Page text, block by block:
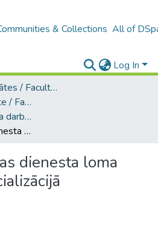
& Collections All of
Log In
B4 – LU fakultātes / Faculties of the UL
A -- Juridiskā fakultāte / Faculty of Law
Bakalaura un maģistra darbi (JF) / Bachelor's and Master's theses
Valsts probācijas dienesta loma notiesāto resocializācijā
dienesta loma